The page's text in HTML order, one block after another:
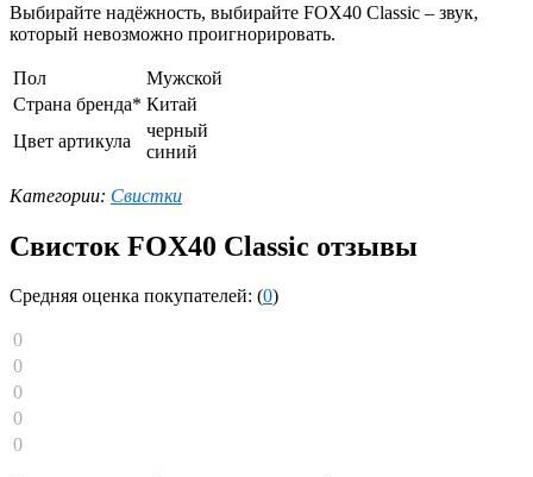
Выбирайте надёжность, выбирайте FOX40 Classic – звук,
который невозможно проигнорировать.
Пол
Мужской
Страна бренда* Китай
Цвет артикула
черный
синий
Категории: Свистки
Свисток FOX40 Classic отзывы
Средняя оценка покупателей: (0)
0
0
0
0
0